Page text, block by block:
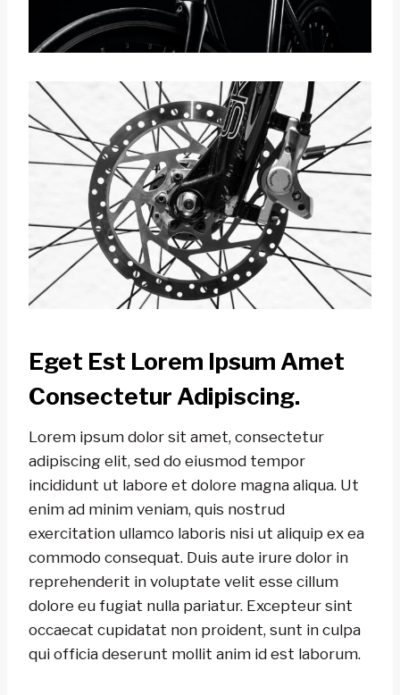
Eget Est Lorem Ipsum Amet
Consectetur Adipiscing.
Lorem ipsum dolor sit amet, consectetur
adipiscing elit, sed do eiusmod tempor
incididunt ut labore et dolore magna aliqua. Ut
enim ad minim veniam, quis nostrud
exercitation ullamco laboris nisi ut aliquip ex ea
commodo consequat. Duis aute irure dolor in
reprehenderit in voluptate velit esse cillum
dolore eu fugiat nulla pariatur. Excepteur sint
occaecat cupidatat non proident, sunt in culpa
qui officia deserunt mollit anim id est laborum.